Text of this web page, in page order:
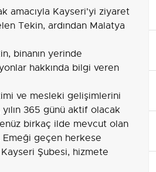
amacıyla Kayseri'yi ziyaret
Tekin, ardından Malatya
binanın yerinde
hakkında bilgi veren
ve mesleki gelişimlerini
365 günü aktif olacak
birkaç ilde mevcut olan
Emeği geçen herkese
Şubesi, hizmete